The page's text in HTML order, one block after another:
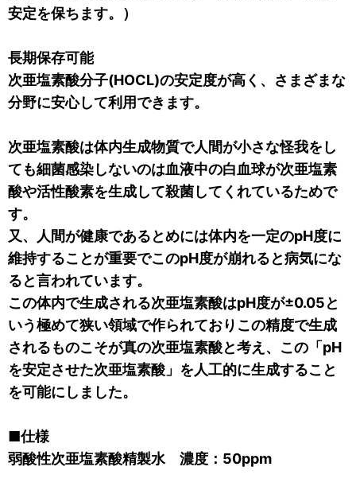
安定を保ちます。）
長期保存可能
次亜塩素酸分子(HOCL)の安定度が高く、さまざまな
分野に安心して利用できます。
次亜塩素酸は体内生成物質で人間が小さな怪我をし
ても細菌感染しないのは血液中の白血球が次亜塩素
酸や活性酸素を生成して殺菌してくれているためで
す。
又、人間が健康であるとめには体内を一定のpH度に
維持することが重要でこのpH度が崩れると病気にな
ると言われています。
この体内で生成される次亜塩素酸はpH度が±0.05と
いう極めて狭い領域で作られておりこの精度で生成
されるものこそが真の次亜塩素酸と考え、この「pH
を安定させた次亜塩素酸」を人工的に生成すること
を可能にしました。
■仕様
弱酸性次亜塩素酸精製水 濃度：50ppm